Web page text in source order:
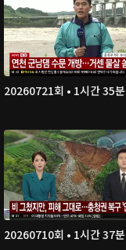
20260721회 • 1시간 35분
20260710회 • 1시간 37분